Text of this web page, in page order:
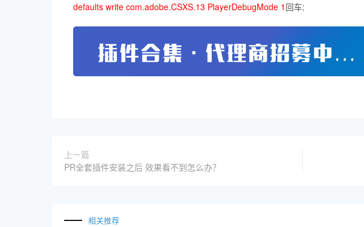
defaults write com.adobe.CSXS.13 PlayerDebugMode 1 回车;
上一篇
PR全套插件安装之后 效果看不到怎么办？
相关推荐